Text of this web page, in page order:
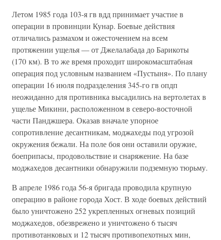
Летом 1985 года 103-я гв вдд принимает участие в
операции в провинции Кунар. Боевые действия
отличались размахом и ожесточением на всем
протяжении ущелья — от Джелалабада до Барикоты
(170 км). В то же время проходит широкомасштабная
операция под условным названием «Пустыня». По плану
операции 16 июля подразделения 345-го гв опдп
неожиданно для противника высадились на вертолетах в
ущелье Микини, расположенном в северо-восточной
части Панджшера. Оказав вначале упорное
сопротивление десантникам, моджахеды под угрозой
окружения бежали. На поле боя они оставили оружие,
боеприпасы, продовольствие и снаряжение. На базе
моджахедов десантники обнаружили подземную тюрьму.
В апреле 1986 года 56-я бригада проводила крупную
операцию в районе города Хост. В ходе боевых действий
было уничтожено 252 укрепленных огневых позиций
моджахедов, обезврежено и уничтожено 6 тысяч
противотанковых и 12 тысяч противопехотных мин,